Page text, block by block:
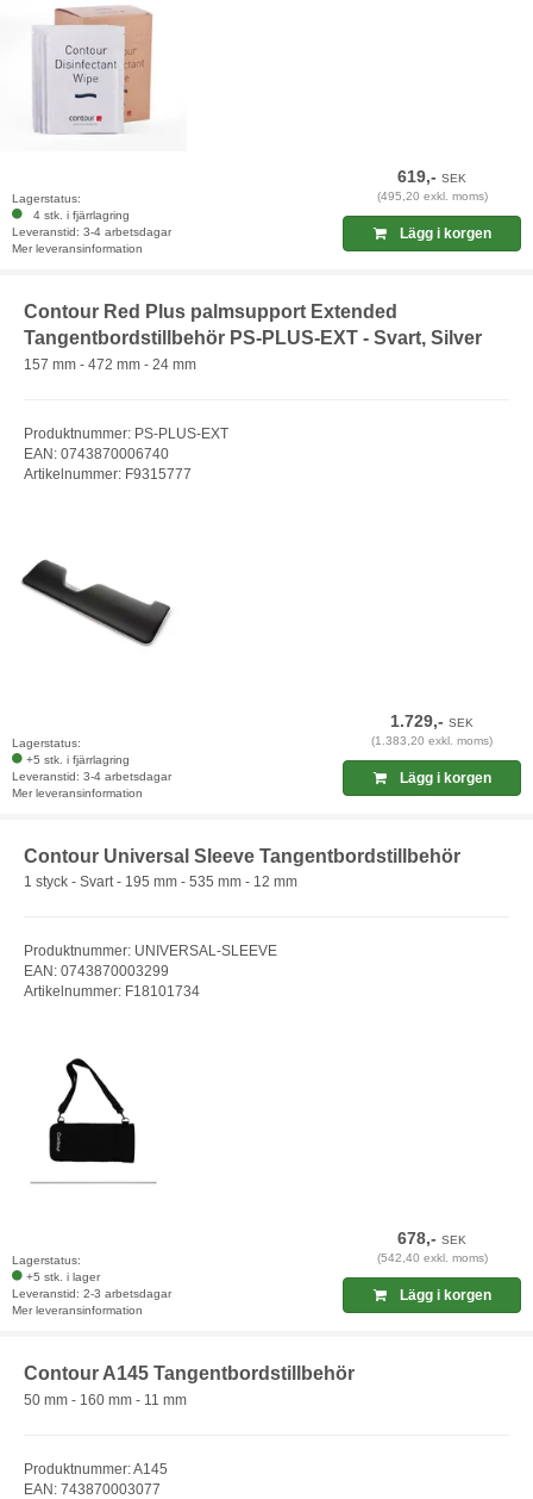
Lagerstatus:
4 stk. i fjärrlagring
Leveranstid: 3-4 arbetsdagar
Mer leveransinformation
619,-SEK
(495,20 exkl. moms)
Lägg i korgen
Contour Red Plus palmsupport Extended
Tangentbordstillbehör PS-PLUS-EXT - Svart, Silver
157 mm - 472 mm - 24 mm
Produktnummer: PS-PLUS-EXT
EAN: 0743870006740
Artikelnummer: F9315777
Lagerstatus:
+5 stk. i fjärrlagring
Leveranstid: 3-4 arbetsdagar
Mer leveransinformation
1.729,-SEK
(1.383,20 exkl. moms)
Lägg i korgen
Contour Universal Sleeve Tangentbordstillbehör
1 styck - Svart - 195 mm - 535 mm - 12 mm
Produktnummer: UNIVERSAL-SLEEVE
EAN: 0743870003299
Artikelnummer: F18101734
Lagerstatus:
+5 stk. i lager
Leveranstid: 2-3 arbetsdagar
Mer leveransinformation
678,-SEK
(542,40 exkl. moms)
Lägg i korgen
Contour A145 Tangentbordstillbehör
50 mm - 160 mm - 11 mm
Produktnummer: A145
EAN: 743870003077